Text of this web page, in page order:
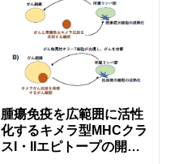
腫瘍免疫を広範囲に活性
化するキメラ型MHCクラ
スI・IIエピトープの開発